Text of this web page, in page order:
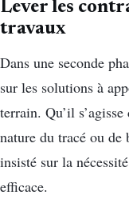
Lever les
travaux
Dans une seconde
sur les solutions à
terrain. Qu’il
nature du tracé ou
insisté sur la
efficace.